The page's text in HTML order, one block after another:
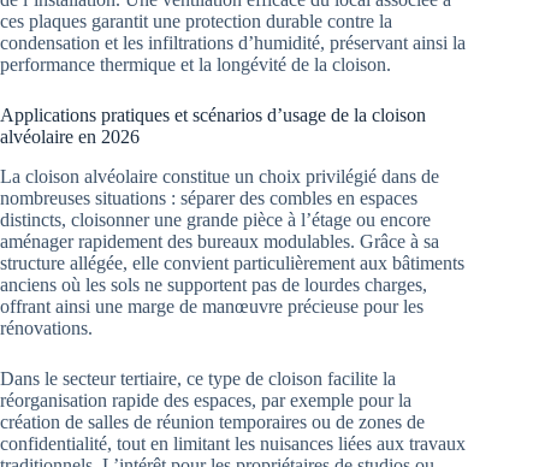
ces plaques garantit une protection durable contre la
condensation et les infiltrations d’humidité, préservant ainsi la
performance thermique et la longévité de la cloison.
Applications pratiques et scénarios d’usage de la cloison
alvéolaire en 2026
La cloison alvéolaire constitue un choix privilégié dans de
nombreuses situations : séparer des combles en espaces
distincts, cloisonner une grande pièce à l’étage ou encore
aménager rapidement des bureaux modulables. Grâce à sa
structure allégée, elle convient particulièrement aux bâtiments
anciens où les sols ne supportent pas de lourdes charges,
offrant ainsi une marge de manœuvre précieuse pour les
rénovations.
Dans le secteur tertiaire, ce type de cloison facilite la
réorganisation rapide des espaces, par exemple pour la
création de salles de réunion temporaires ou de zones de
confidentialité, tout en limitant les nuisances liées aux travaux